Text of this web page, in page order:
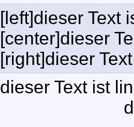
[left]dieser Text
[center]dieser
[right]dieser
dieser Text ist